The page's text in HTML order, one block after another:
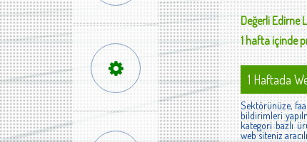
DeğerliEdirne
1 hafta içinde
1 Haftada
Sektörünüze,
bildirimleri
kategori bazlı
web siteniz